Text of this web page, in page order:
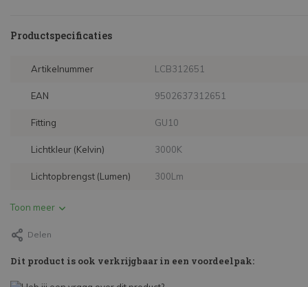
Productspecificaties
Artikelnummer LCB312651
EAN 9502637312651
Fitting GU10
Lichtkleur (Kelvin) 3000K
Lichtopbrengst (Lumen) 300Lm
Toon meer
Delen
Dit product is ook verkrijgbaar in een voordeelpak: